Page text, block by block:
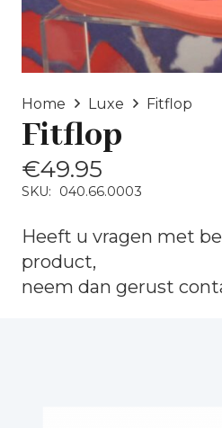
Home Luxe Fitflop
Fitflop
€49.95
SKU: 040.66.0003
Heeft u vragen met
product,
neem dan gerust